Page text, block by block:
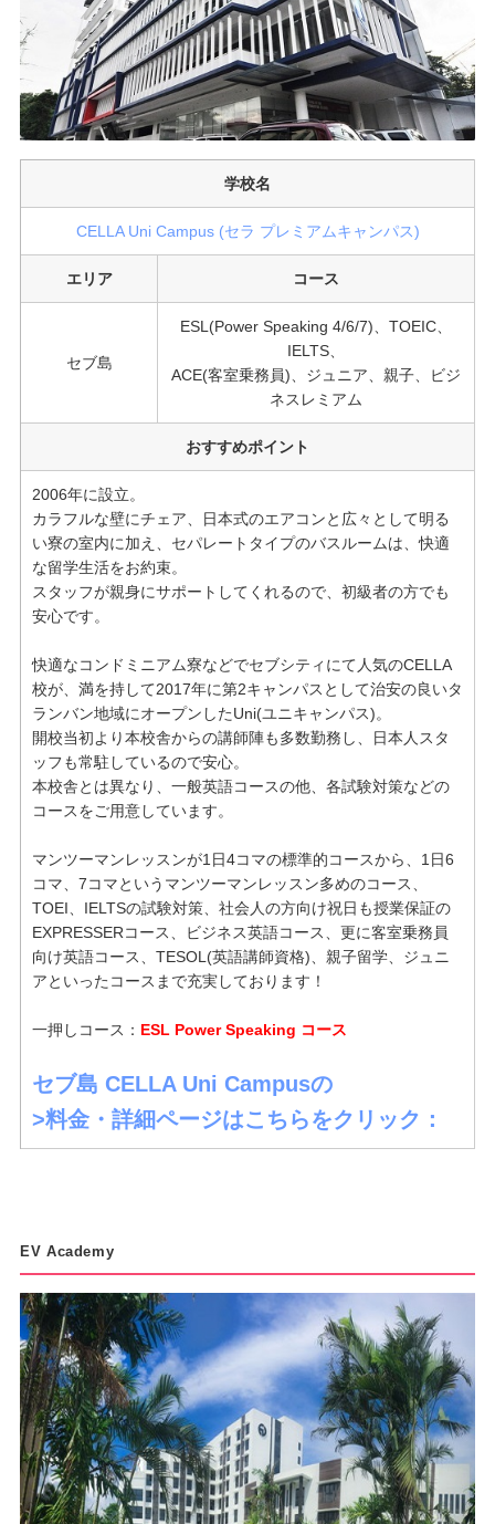
学校名
CELLA Uni Campus (セラ プレミアムキャンパス)
エリア コース
セブ島
ESL(Power Speaking 4/6/7)、TOEIC、
IELTS、
ACE(客室乗務員)、ジュニア、親子、ビジ
ネスレミアム
おすすめポイント
2006年に設立。
カラフルな壁にチェア、日本式のエアコンと広々として明る
い寮の室内に加え、セパレートタイプのバスルームは、快適
な留学生活をお約束。
スタッフが親身にサポートしてくれるので、初級者の方でも
安心です。
快適なコンドミニアム寮などでセブシティにて人気のCELLA
校が、満を持して2017年に第2キャンパスとして治安の良いタ
ランバン地域にオープンしたUni(ユニキャンパス)。
開校当初より本校舎からの講師陣も多数勤務し、日本人スタ
ッフも常駐しているので安心。
本校舎とは異なり、一般英語コースの他、各試験対策などの
コースをご用意しています。
マンツーマンレッスンが1日4コマの標準的コースから、1日6
コマ、7コマというマンツーマンレッスン多めのコース、
TOEI、IELTSの試験対策、社会人の方向け祝日も授業保証の
EXPRESSERコース、ビジネス英語コース、更に客室乗務員
向け英語コース、TESOL(英語講師資格)、親子留学、ジュニ
アといったコースまで充実しております！
一押しコース： ESL Power Speaking コース
セブ島 CELLA Uni Campusの
>料金・詳細ページはこちらをクリック：
EV Academy